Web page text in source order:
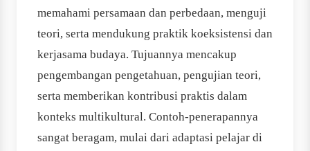
memahami persamaan dan perbedaan, menguji
teori, serta mendukung praktik koeksistensi dan
kerjasama budaya. Tujuannya mencakup
pengembangan pengetahuan, pengujian teori,
serta memberikan kontribusi praktis dalam
konteks multikultural. Contoh‐penerapannya
sangat beragam, mulai dari adaptasi pelajar di